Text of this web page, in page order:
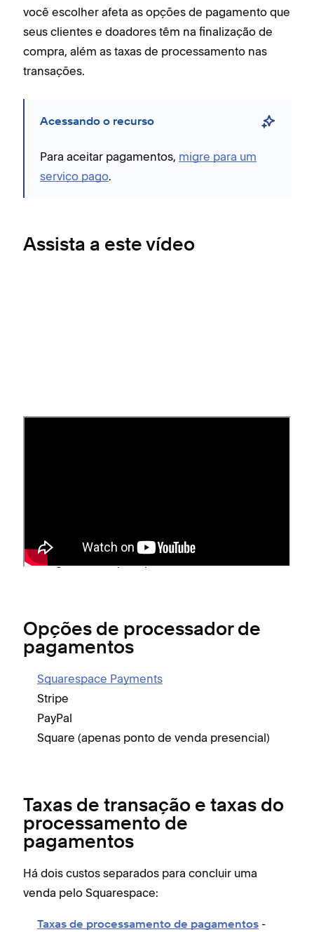
você escolher afeta as opções de pagamento que
seus clientes e doadores têm na finalização de
compra, além as taxas de processamento nas
transações.
Acessando o recurso
Para aceitar pagamentos, migre para um
serviço pago.
Assista a este vídeo
processador de pagamento.
Siga as instruções para vincular uma conta.
Opções de processador de
pagamentos
Squarespace Payments
Stripe
PayPal
Square (apenas ponto de venda presencial)
Taxas de transação e taxas do
processamento de
pagamentos
Há dois custos separados para concluir uma
venda pelo Squarespace:
Taxas de processamento de pagamentos -